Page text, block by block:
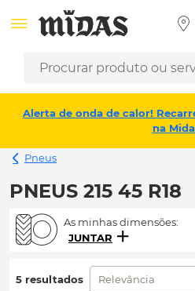
Alerta de onda de calor!
na
Pneus
PNEUS 215 45 R18
As minhas dimensões:
JUNTAR
5 resultados Relevância